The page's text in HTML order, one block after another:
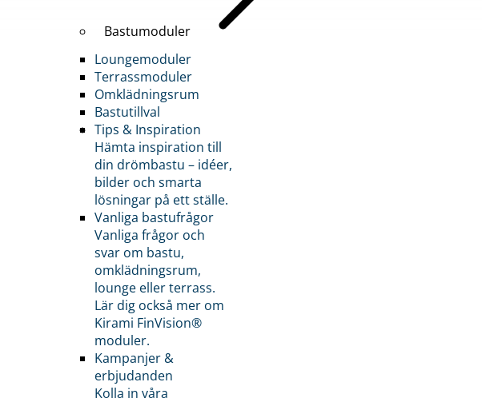
Bastumoduler
Loungemoduler
Terrassmoduler
Omklädningsrum
Bastutillval
Tips & Inspiration
Hämta inspiration till
din drömbastu – idéer,
bilder och smarta
lösningar på ett ställe.
Vanliga bastufrågor
Vanliga frågor och
svar om bastu,
omklädningsrum,
lounge eller terrass.
Lär dig också mer om
Kirami FinVision®
moduler.
Kampanjer &
erbjudanden
Kolla in våra